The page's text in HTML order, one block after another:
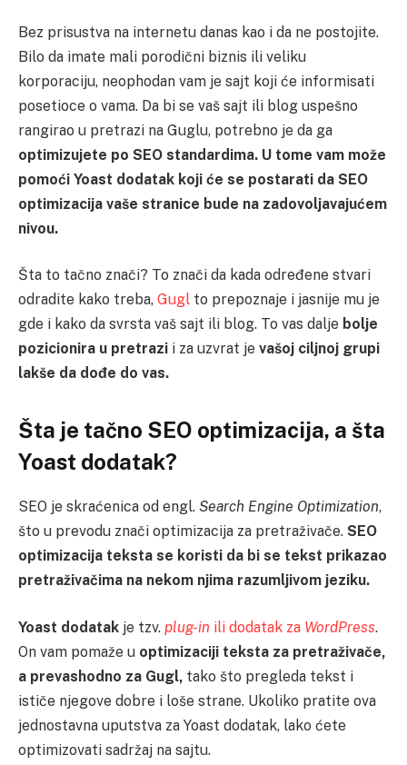
Bez prisustva na internetu danas kao i da ne postojite.
Bilo da imate mali porodični biznis ili veliku
korporaciju, neophodan vam je sajt koji će informisati
posetioce o vama. Da bi se vaš sajt ili blog uspešno
rangirao u pretrazi na Guglu, potrebno je da ga
optimizujete po SEO standardima. U tome vam može
pomoći Yoast dodatak koji će se postarati da SEO
optimizacija vaše stranice bude na zadovoljavajućem
nivou.
Šta to tačno znači? To znači da kada određene stvari
odradite kako treba, Gugl to prepoznaje i jasnije mu je
gde i kako da svrsta vaš sajt ili blog. To vas dalje bolje
pozicionira u pretrazi i za uzvrat je vašoj ciljnoj grupi
lakše da dođe do vas.
Šta je tačno SEO optimizacija, a šta
Yoast dodatak?
SEO je skraćenica od engl. Search Engine Optimization,
što u prevodu znači optimizacija za pretraživače. SEO
optimizacija teksta se koristi da bi se tekst prikazao
pretraživačima na nekom njima razumljivom jeziku.
Yoast dodatak je tzv. plug-in ili dodatak za WordPress.
On vam pomaže u optimizaciji teksta za pretraživače,
a prevashodno za Gugl, tako što pregleda tekst i
ističe njegove dobre i loše strane. Ukoliko pratite ova
jednostavna uputstva za Yoast dodatak, lako ćete
optimizovati sadržaj na sajtu.